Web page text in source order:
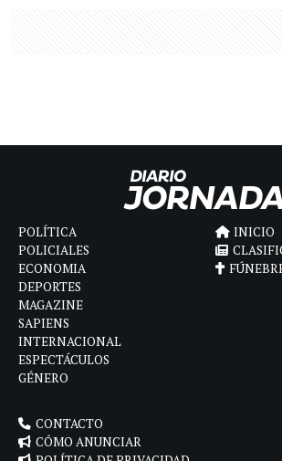
POLÍTICA
POLICIALES
ECONOMIA
DEPORTES
MAGAZINE
SAPIENS
INTERNACIONAL
ESPECTÁCULOS
GÉNERO
INICIO
CONTACTO
CÓMO ANUNCIAR